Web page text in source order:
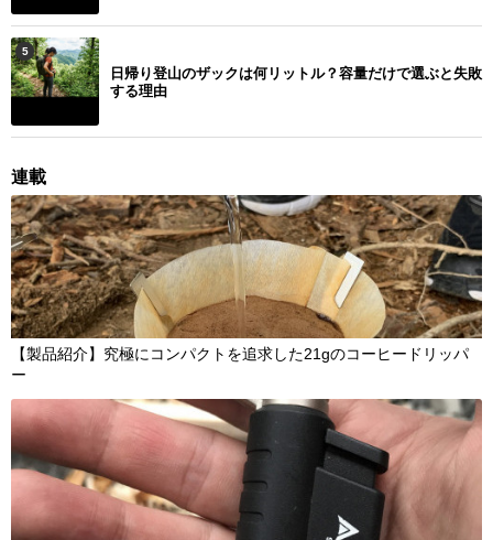
5
日帰り登山のザックは何リットル？容量だけで選ぶと失敗
する理由
連載
【製品紹介】究極にコンパクトを追求した21gのコーヒードリッパ
ー